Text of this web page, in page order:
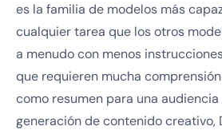
es la familia de modelos más
cualquier tarea que los otros
a menudo con menos
que requieren mucha
como resumen para una
generación de contenido creativo,